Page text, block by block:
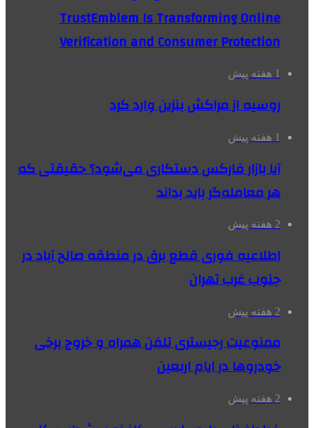
TrustEmblem Is Transforming Online
Verification and Consumer Protection
1 هفته پیش
روسیه از مراکش بنزین وارد کرد
1 هفته پیش
آیا بازار فارکس دستکاری می‌شود؟ حقیقتی که
هر معامله‌گر باید بداند
2 هفته پیش
اطلاعیه فوری قطع برق در منطقه صالح آباد در
جنوب غرب تهران
2 هفته پیش
ممنوعیت رجیستری تلفن همراه و خروج برخی
خودروها در ایام اربعین
2 هفته پیش